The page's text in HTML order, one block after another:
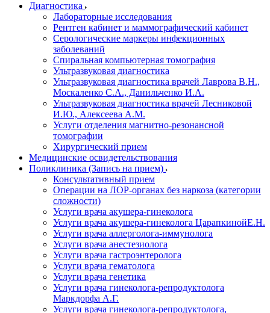
Диагностика
Лабораторные исследования
Рентген кабинет и маммографический кабинет
Серологические маркеры инфекционных
заболеваний
Спиральная компьютерная томография
Ультразвуковая диагностика
Ультразвуковая диагностика врачей Лаврова В.Н.,
Москаленко С.А., Данильченко И.А.
Ультразвуковая диагностика врачей Лесниковой
И.Ю., Алексеева А.М.
Услуги отделения магнитно-резонансной
томографии
Хирургический прием
Медицинские освидетельствования
Поликлиника (Запись на прием)
Консультативный прием
Операции на ЛОР-органах без наркоза (категории
сложности)
Услуги врача акушера-гинеколога
Услуги врача акушера-гинеколога ЦарапкинойЕ.Н.
Услуги врача аллерголога-иммунолога
Услуги врача анестезиолога
Услуги врача гастроэнтеролога
Услуги врача гематолога
Услуги врача генетика
Услуги врача гинеколога-репродуктолога
Маркдорфа А.Г.
Услуги врача гинеколога-репродуктолога,